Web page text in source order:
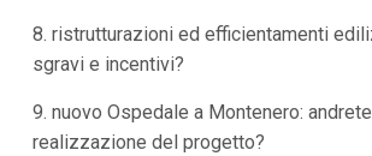
8. ristrutturazioni ed efficientamenti
sgravi e incentivi?
9. nuovo Ospedale a Montenero:
realizzazione del progetto?